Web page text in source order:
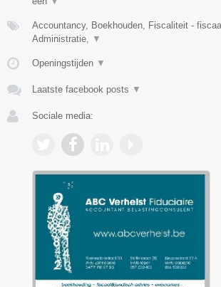
Accountancy, Boekhouden, Fiscaliteit -
Administratie, ▼
Openingstijden ▼
Laatste facebook posts ▼
Sociale media: